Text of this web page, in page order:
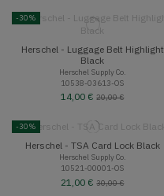
-30%
Herschel - Luggage Belt Highlight
Black
Herschel Supply Co.
10538-03613-OS
14,00 € 20,00 €
-30%
Herschel - TSA Card Lock Black
Herschel Supply Co.
10521-00001-OS
21,00 € 30,00 €